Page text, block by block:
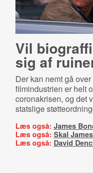
Vil
sig af
Der kan nemt gå
filmindustrien er helt
coronakrisen, og det
statslige
Læs også: James
Læs også: Skal
Læs også: David